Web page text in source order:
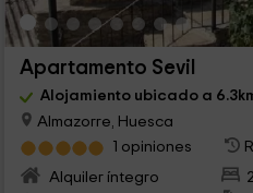
Apartamento Sevil
Alojamiento ubicado a
Almazorre, Huesca
1 opiniones
Alquiler íntegro